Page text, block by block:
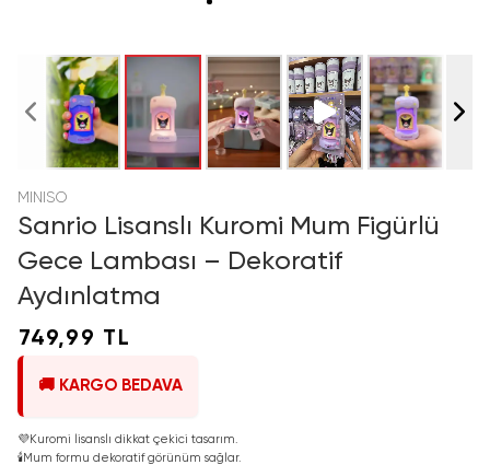
MINISO
Sanrio Lisanslı Kuromi Mum Figürlü
Gece Lambası – Dekoratif
Aydınlatma
749,99 TL
🚚 KARGO BEDAVA
💜Kuromi lisanslı dikkat çekici tasarım.
🕯️Mum formu dekoratif görünüm sağlar.